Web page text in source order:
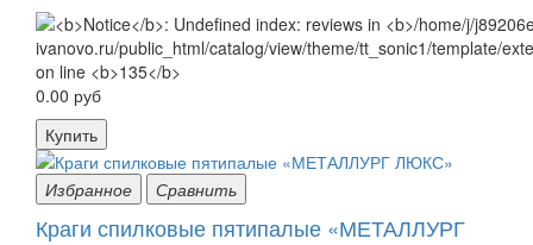
0.00 руб
Купить
Избранное Сравнить
Краги спилковые пятипалые «МЕТАЛЛУРГ